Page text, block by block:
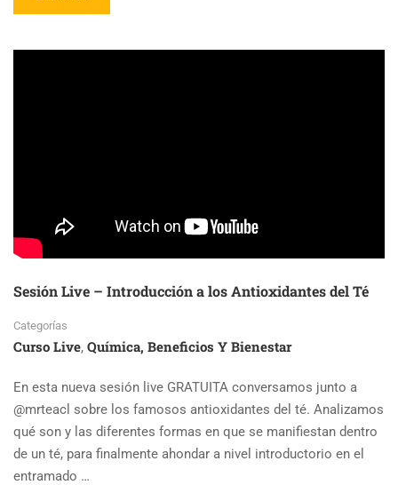
MORE
SESIÓN
SABOR
Y
Sesión Live – Introducción a los Antioxidantes del Té
Categorías
Curso Live, Química, Beneficios Y Bienestar
En esta nueva sesión live GRATUITA conversamos junto a
@mrteacl sobre los famosos antioxidantes del té. Analizamos
qué son y las diferentes formas en que se manifiestan dentro
de un té, para finalmente ahondar a nivel introductorio en el
entramado …